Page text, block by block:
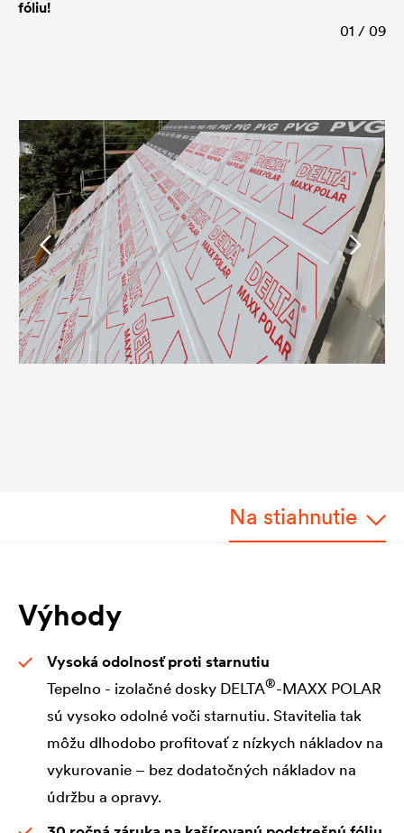
fóliu!
01 / 09
Na stiahnutie
Výhody
Vysoká odolnosť proti starnutiu
Tepelno - izolačné dosky DELTA®-MAXX POLAR
sú vysoko odolné voči starnutiu. Stavitelia tak
môžu dlhodobo profitovať z nízkych nákladov na
vykurovanie – bez dodatočných nákladov na
údržbu a opravy.